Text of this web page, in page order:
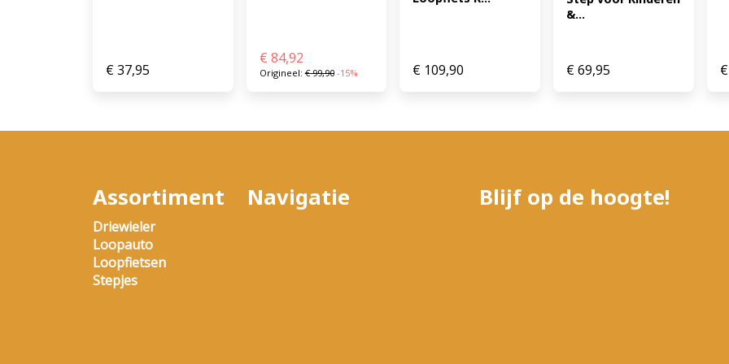
€37,95
€ 84,92
Origineel:€99,90 -15% € 109,90
&...
€69,95 €
Assortiment
Driewieler
Loopauto
Loopfietsen
Stepjes
Navigatie Blijf op de hoogte!